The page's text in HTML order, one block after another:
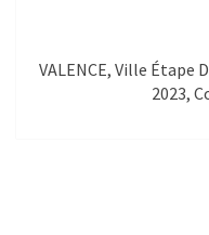
VALENCE, Ville Étape
2023,